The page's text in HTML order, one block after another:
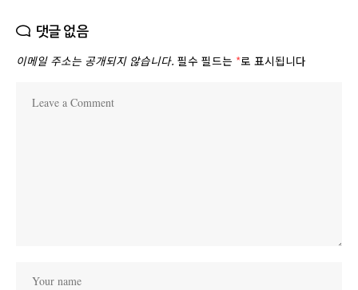
댓글 없음
이메일 주소는 공개되지 않습니다. 필수 필드는 *로 표시됩니다